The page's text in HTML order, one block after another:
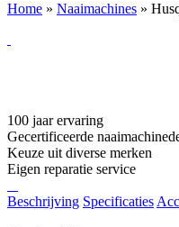
Home » Naaimachines »
100 jaar ervaring
Gecertificeerde
Keuze uit diverse merken
Eigen reparatie service
Beschrijving Specificaties